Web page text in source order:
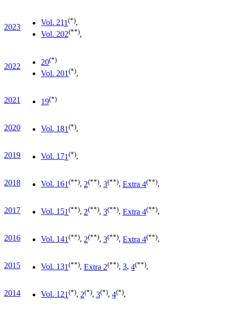
2023
Vol. 211 (*),
Vol. 202(**),
2022
20(*)
Vol. 201 (*),
2021 19(*)
2020 Vol. 181 (*),
2019 Vol. 171 (*),
2018 Vol. 161 (**), 2(**), 3(**), Extra 4(**),
2017 Vol. 151 (**), 2(**), 3(**), Extra 4(**),
2016 Vol. 141 (**), 2(**), 3(**), Extra 4(**),
2015 Vol. 131 (**), Extra 2(**), 3, 4(**),
2014 Vol. 121 (*), 2(*), 3(*), 4(*),